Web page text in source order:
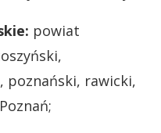
powiat
poznański, rawicki,